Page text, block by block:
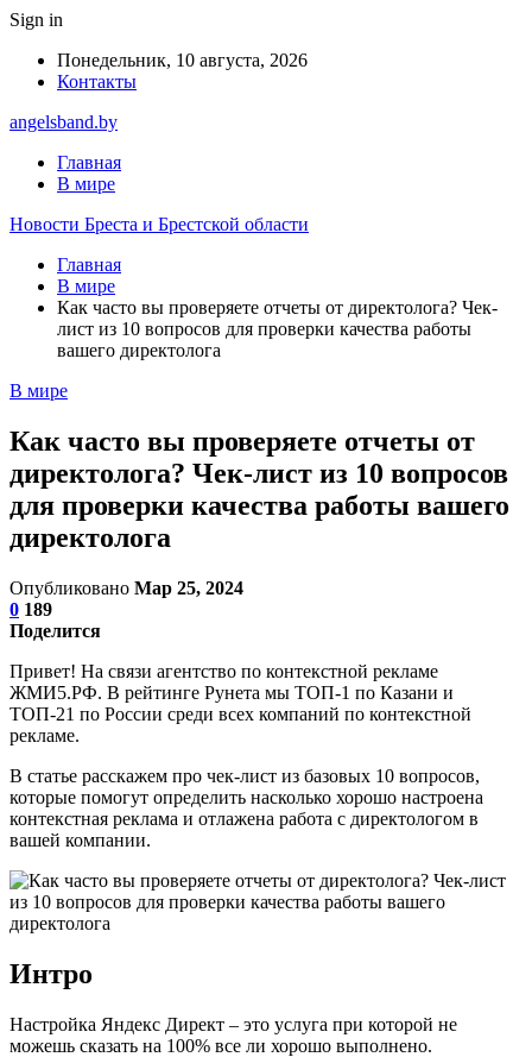
Sign in
Понедельник, 10 августа, 2026
Контакты
angelsband.by
Главная
В мире
Новости Бреста и Брестской области
Главная
В мире
Как часто вы проверяете отчеты от директолога? Чек-
лист из 10 вопросов для проверки качества работы
вашего директолога
В мире
Как часто вы проверяете отчеты от
директолога? Чек-лист из 10 вопросов
для проверки качества работы вашего
директолога
Опубликовано Мар 25, 2024
0 189
Поделится
Привет! На связи агентство по контекстной рекламе
ЖМИ5.РФ. В рейтинге Рунета мы ТОП-1 по Казани и
ТОП-21 по России среди всех компаний по контекстной
рекламе.
В статье расскажем про чек-лист из базовых 10 вопросов,
которые помогут определить насколько хорошо настроена
контекстная реклама и отлажена работа с директологом в
вашей компании.
Интро
Настройка Яндекс Директ – это услуга при которой не
можешь сказать на 100% все ли хорошо выполнено.